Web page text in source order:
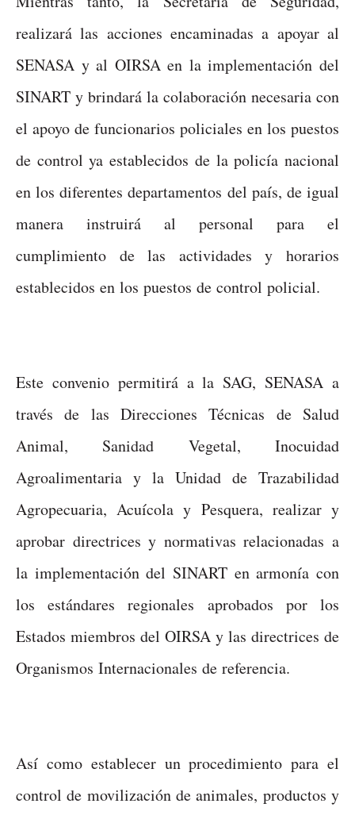
realizará las acciones encaminadas a apoyar al
SENASA y al OIRSA en la implementación del
SINART y brindará la colaboración necesaria con
el apoyo de funcionarios policiales en los puestos
de control ya establecidos de la policía nacional
en los diferentes departamentos del país, de igual
manera instruirá al personal para el
cumplimiento de las actividades y horarios
establecidos en los puestos de control policial.
Este convenio permitirá a la SAG, SENASA a
través de las Direcciones Técnicas de Salud
Animal, Sanidad Vegetal, Inocuidad
Agroalimentaria y la Unidad de Trazabilidad
Agropecuaria, Acuícola y Pesquera, realizar y
aprobar directrices y normativas relacionadas a
la implementación del SINART en armonía con
los estándares regionales aprobados por los
Estados miembros del OIRSA y las directrices de
Organismos Internacionales de referencia.
Así como establecer un procedimiento para el
control de movilización de animales, productos y